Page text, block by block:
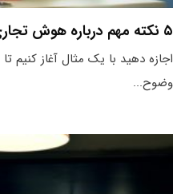
۵ نکته مهم درباره هوش تجاری
اجازه دهید با یک مثال آغاز کنیم
وضوح...